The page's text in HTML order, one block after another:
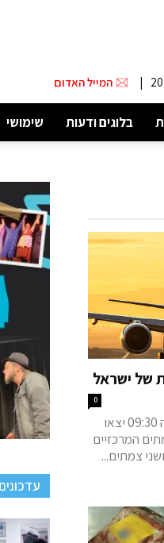
| המייל האדום
בלוגים ודעות שימושי
של ישראל
0
ביום שישי הקרוב, ה-16.6.2017 בשעה 09:30 יצאו
המרכזיים